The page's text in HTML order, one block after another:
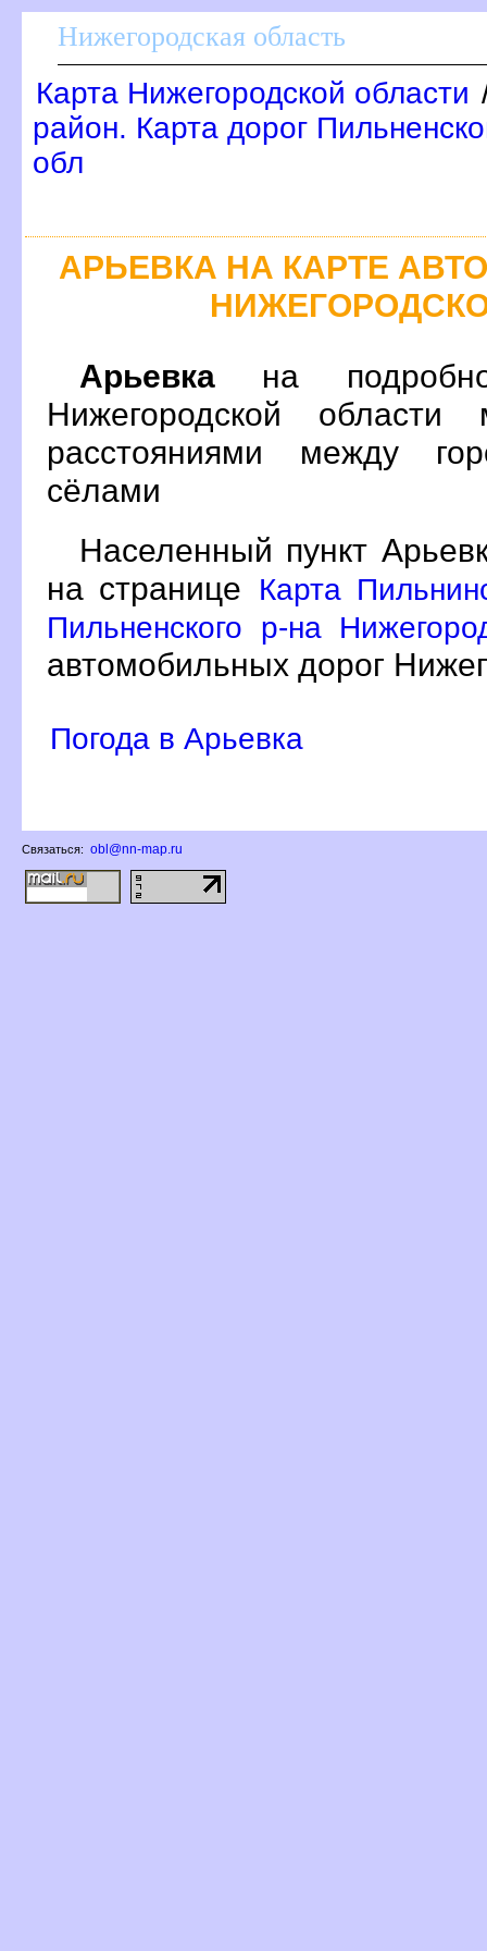
Нижегородская область
Карта Нижегородской области
район. Карта дорог
обл
АРЬЕВКА НА КАРТЕ
Арьевка на
Нижегородской
расстояниями между
сёлами
Населенный пункт
на странице
Карта
Пильненского р-на
автомобильных дорог
Погода в Арьевка
Связаться: obl@nn-map.ru